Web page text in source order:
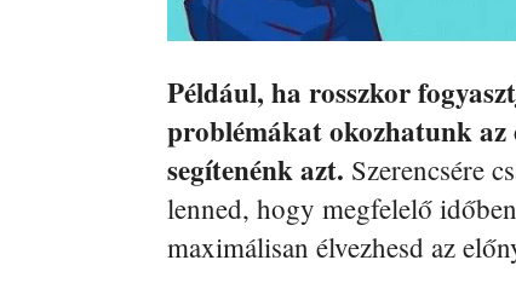
Például, ha rosszkor
problémákat okozhatunk az
segítenénk azt. Szerencsére
lenned, hogy megfelelő
maximálisan élvezhesd az